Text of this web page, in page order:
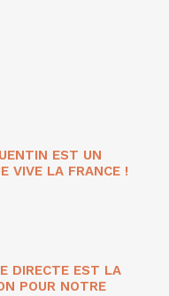
EST UN
VIVE LA FRANCE !
DIRECTE EST LA
POUR NOTRE